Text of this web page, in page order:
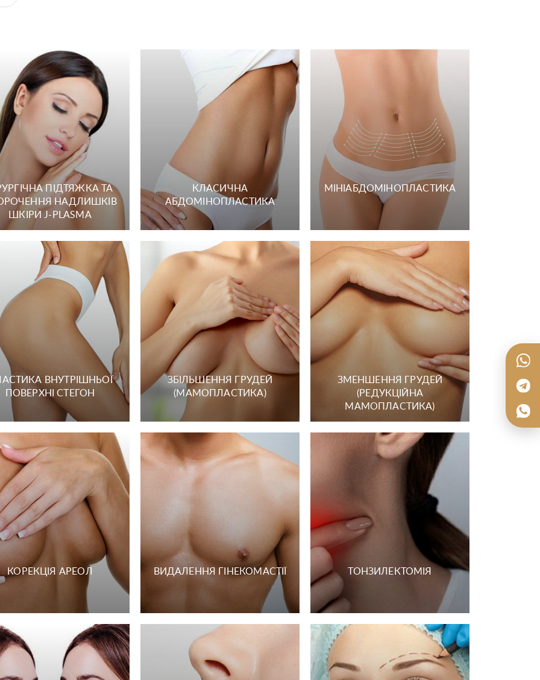
ПІДТЯЖКА ТА
НАДЛИШКІВ
ШКІРИ J-PLASMA
КЛАСИЧНА
АБДОМІНОПЛАСТИКА
МІНІАБДОМІНОПЛАСТИКА
ВНУТРІШНЬОЇ
ПОВЕРХНІ СТЕГОН
ЗБІЛЬШЕННЯ ГРУДЕЙ
(МАМОПЛАСТИКА)
ЗМЕНШЕННЯ ГРУДЕЙ
(РЕДУКЦІЙНА
МАМОПЛАСТИКА)
КОРЕКЦIЯ АРЕОЛ ВИДАЛЕННЯ ГІНЕКОМАСТІЇ ТОНЗИЛЕКТОМІЯ
Залишити контакти
ім'я Ваш телефон
Залишити контакти
ім'я Ваш телефон
Надіслати